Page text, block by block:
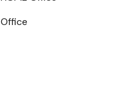
Office